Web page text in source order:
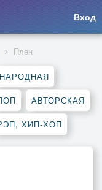
Вход
Плен
НАРОДНАЯ
АВТОРСКАЯ
ХИП-ХОП